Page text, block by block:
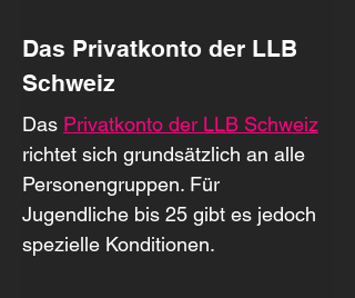
Das Privatkonto der LLB
Schweiz
Das Privatkonto der LLB Schweiz
richtet sich grundsätzlich an alle
Personengruppen. Für
Jugendliche bis 25 gibt es jedoch
spezielle Konditionen.